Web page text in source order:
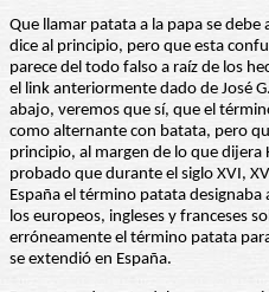
Que llamar patata a la papa se
dice al principio, pero que esta
parece del todo falso a raíz de los
el link anteriormente dado de José
abajo, veremos que sí, que el
como alternante con batata, pero
principio, al margen de lo que dijera
probado que durante el siglo XVI,
España el término patata
los europeos, ingleses y franceses
erróneamente el término patata
se extendió en España.